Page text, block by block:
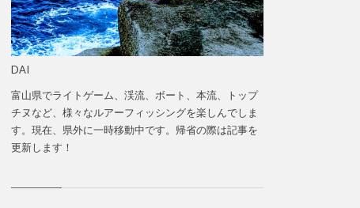
DAI
富山県でライトゲーム、渓流、ボート、本流、トップ
チヌなど、様々なルアーフィッシングを楽しんでしま
す。現在、県外に一時移動中です。帰省の際は記事を
更新します！